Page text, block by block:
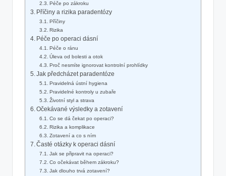
Péče po zákroku
Příčiny a rizika paradentózy
Příčiny
Rizika
Péče po operaci dásní
Péče o ránu
Úleva od bolesti a otok
Proč nesmíte ignorovat kontrolní prohlídky
Jak předcházet paradentóze
Pravidelná ústní hygiena
Pravidelné kontroly u zubaře
Životní styl a strava
Očekávané výsledky a zotavení
Co se dá čekat po operaci?
Rizika a komplikace
Zotavení a co s ním
Časté otázky k operaci dásní
Jak se připravit na operaci?
Co očekávat během zákroku?
Jak dlouho trvá zotavení?